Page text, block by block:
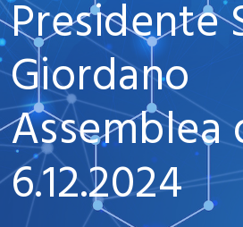
Presidente
Giordano
Assemblea
6.12.2024